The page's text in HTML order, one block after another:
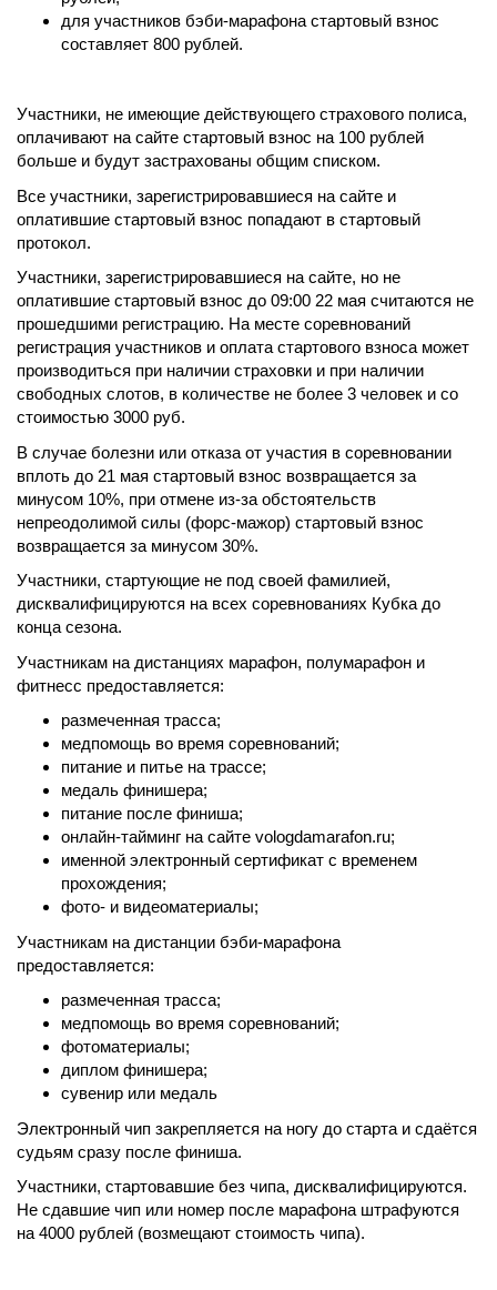
для участников бэби-марафона стартовый взнос
составляет 800 рублей.
Участники, не имеющие действующего страхового полиса,
оплачивают на сайте стартовый взнос на 100 рублей
больше и будут застрахованы общим списком.
Все участники, зарегистрировавшиеся на сайте и
оплатившие стартовый взнос попадают в стартовый
протокол.
Участники, зарегистрировавшиеся на сайте, но не
оплатившие стартовый взнос до 09:00 22 мая считаются не
прошедшими регистрацию. На месте соревнований
регистрация участников и оплата стартового взноса может
производиться при наличии страховки и при наличии
свободных слотов, в количестве не более 3 человек и со
стоимостью 3000 руб.
В случае болезни или отказа от участия в соревновании
вплоть до 21 мая стартовый взнос возвращается за
минусом 10%, при отмене из-за обстоятельств
непреодолимой силы (форс-мажор) стартовый взнос
возвращается за минусом 30%.
Участники, стартующие не под своей фамилией,
дисквалифицируются на всех соревнованиях Кубка до
конца сезона.
Участникам на дистанциях марафон, полумарафон и
фитнесс предоставляется:
размеченная трасса;
медпомощь во время соревнований;
питание и питье на трассе;
медаль финишера;
питание после финиша;
онлайн-тайминг на сайте vologdamarafon.ru;
именной электронный сертификат с временем
прохождения;
фото- и видеоматериалы;
Участникам на дистанции бэби-марафона
предоставляется:
размеченная трасса;
медпомощь во время соревнований;
фотоматериалы;
диплом финишера;
сувенир или медаль
Электронный чип закрепляется на ногу до старта и сдаётся
судьям сразу после финиша.
Участники, стартовавшие без чипа, дисквалифицируются.
Не сдавшие чип или номер после марафона штрафуются
на 4000 рублей (возмещают стоимость чипа).